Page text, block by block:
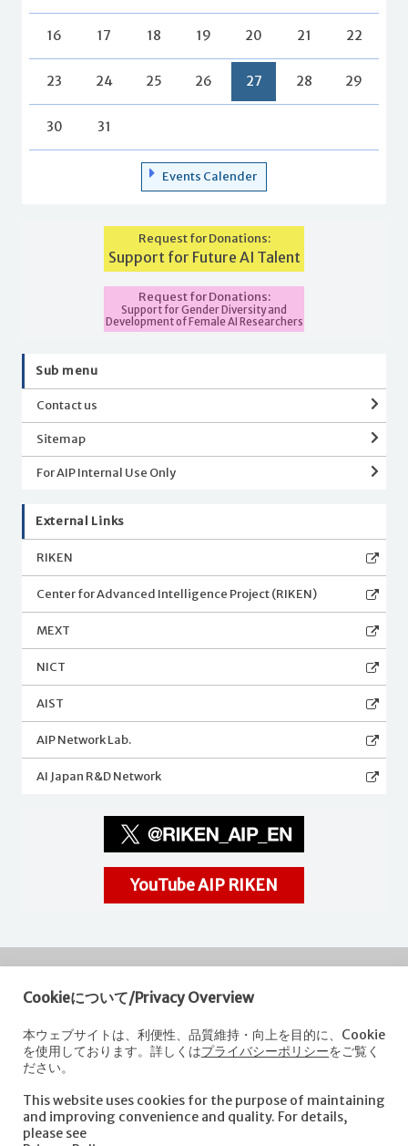
16 17 18 19 20 21 22
23 24 25 26 27 28 29
30 31
Events Calender
Request for Donations:
Support for Future AI Talent
Request for Donations:
Support for Gender Diversity and
Development of Female AI Researchers
Sub menu
Contact us
Sitemap
For AIP Internal Use Only
External Links
RIKEN
Center for Advanced Intelligence Project (RIKEN)
MEXT
NICT
AIST
AIP Network Lab.
AI Japan R&D Network
YouTube AIP RIKEN
RIKEN
Center for Advanced Intelligence Project
Nihonbashi 1-chome Mitsui Building, 15th floor,
1-4-1 Nihonbashi,Chuo-ku, Tokyo
103-0027, Japan
e-mail: aip-koho [at]riken.jp *Please replace "[at]" with "@".
Cookieについて/Privacy Overview
本ウェブサイトは、利便性、品質維持・向上を目的に、Cookie
を使用しております。詳しくはプライバシーポリシーをご覧く
ださい。
This website uses cookies for the purpose of maintaining
and improving convenience and quality. For details,
please see